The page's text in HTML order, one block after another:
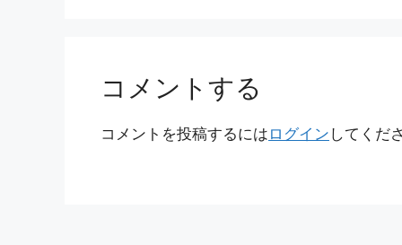
コメントする
コメントを投稿するには ログイン してくだ